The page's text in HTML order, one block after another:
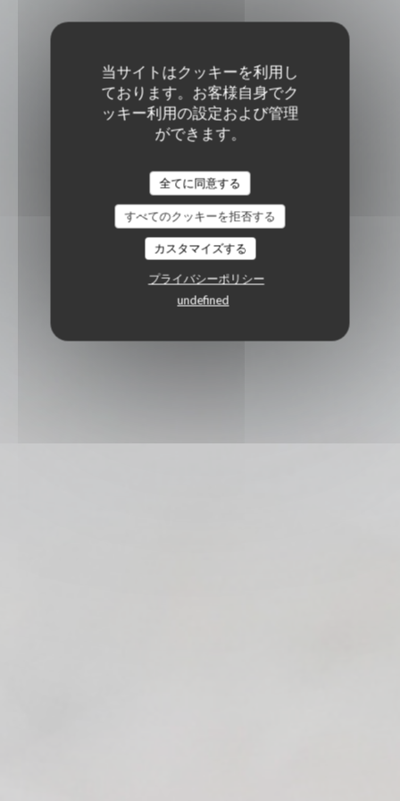
当サイトはクッキーを利用し
ております。お客様自身でク
ッキー利用の設定および管理
ができます。
全てに同意する
すべてのクッキーを拒否する
カスタマイズする
プライバシーポリシー
undefined